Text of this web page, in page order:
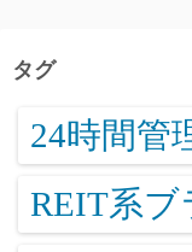
タグ
24時間管
REIT系